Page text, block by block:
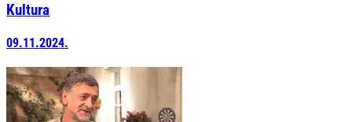
Kultura
09.11.2024.